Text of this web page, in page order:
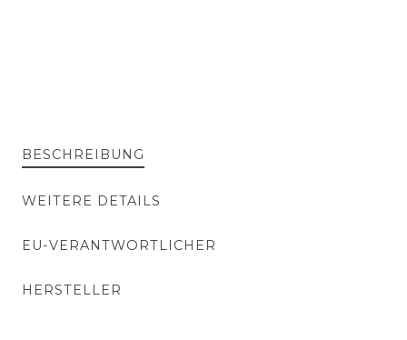
BESCHREIBUNG
WEITERE DETAILS
EU-VERANTWORTLICHER
HERSTELLER